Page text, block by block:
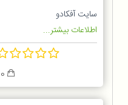
سایت آفکادو
اطلاعات بیشتر...